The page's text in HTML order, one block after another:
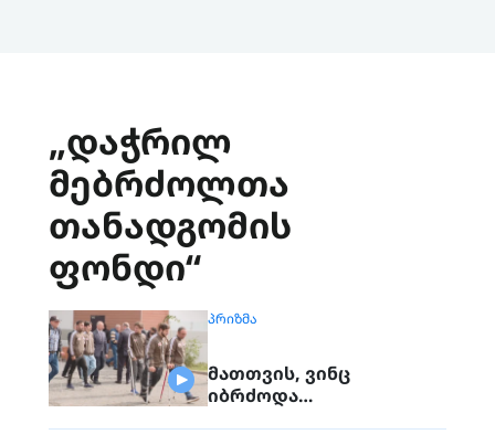
„დაჭრილ
მებრძოლთა
თანადგომის
ფონდი“
ᲞᲠᲘᲖᲛᲐ
მათთვის, ვინც
იბრძოდა…